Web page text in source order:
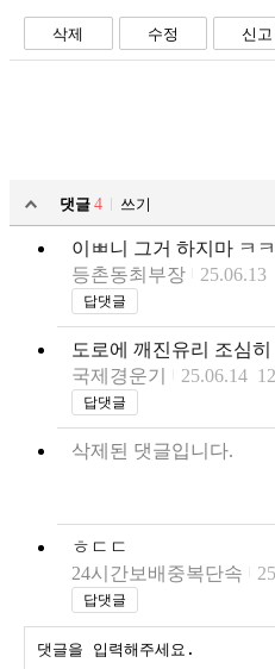
삭제 수정 신고
댓글 4
쓰기
이ㅃ니 그거 하지마 ㅋㅋ
등촌동최부장
25.06.13
답댓글
도로에 깨진유리 조심
국제경운기
25.06.14
답댓글
삭제된 댓글입니다.
ㅎㄷㄷ
24시간보배중복단속
답댓글